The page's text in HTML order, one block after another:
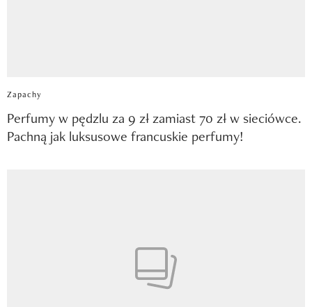
Zapachy
Perfumy w pędzlu za 9 zł zamiast 70 zł w sieciówce.
Pachną jak luksusowe francuskie perfumy!